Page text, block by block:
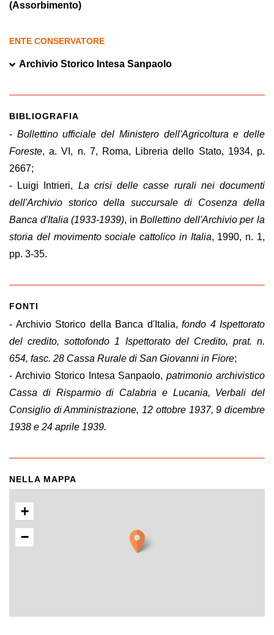
(Assorbimento)
ENTE CONSERVATORE
Archivio Storico Intesa Sanpaolo
BIBLIOGRAFIA
- Bollettino ufficiale del Ministero dell'Agricoltura e delle
Foreste, a. VI, n. 7, Roma, Libreria dello Stato, 1934, p.
2667;
- Luigi Intrieri, La crisi delle casse rurali nei documenti
dell'Archivio storico della succursale di Cosenza della
Banca d'Italia (1933-1939), inBollettino dell'Archivio per la
storia del movimento sociale cattolico in Italia, 1990, n. 1,
pp. 3-35.
FONTI
- Archivio Storico della Banca d'Italia, fondo 4 Ispettorato
del credito, sottofondo 1 Ispettorato del Credito, prat. n.
654, fasc. 28 Cassa Rurale di San Giovanni in Fiore;
- Archivio Storico Intesa Sanpaolo,patrimonio archivistico
Cassa di Risparmio di Calabria e Lucania, Verbali del
Consiglio di Amministrazione, 12 ottobre 1937, 9 dicembre
1938 e 24 aprile 1939.
NELLA MAPPA
+
−